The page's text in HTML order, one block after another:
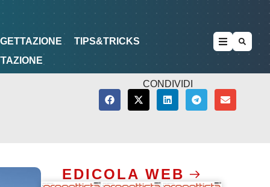
DI PROGETTAZIONE
TIPS&TRICKS
CONDIVIDI
EDICOLA WEB